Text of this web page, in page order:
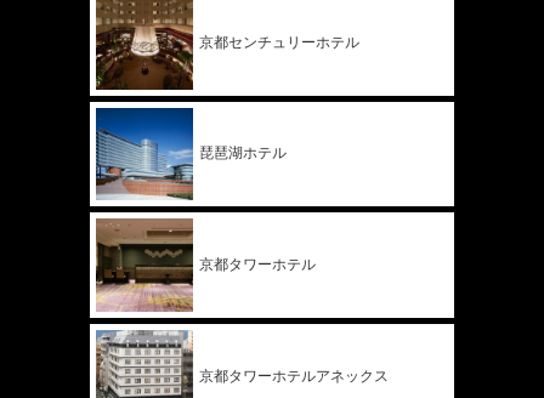
京都センチュリーホテル
琵琶湖ホテル
京都タワーホテル
京都タワーホテルアネックス